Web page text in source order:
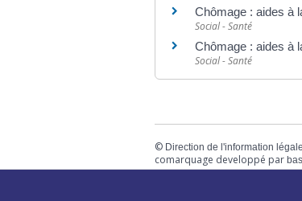
Chômage : aides à
Social - Santé
Chômage : aides à
Social - Santé
© Direction de l'information
comarquage developpé par